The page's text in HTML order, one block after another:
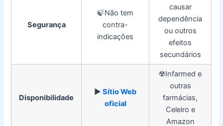
Segurança
🍃Não tem
contra-
indicações
causar
dependência
ou outros
efeitos
secundários
Disponibilidade
▶️Sítio Web
oficial
☢️Infarmed e
outras
farmácias,
Celeiro e
Amazon